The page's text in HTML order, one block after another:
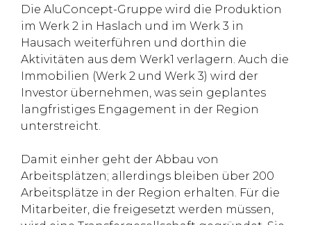
Die AluConcept-Gruppe wird die Produktion
im Werk 2 in Haslach und im Werk 3 in
Hausach weiterführen und dorthin die
Aktivitäten aus dem Werk1 verlagern. Auch die
Immobilien (Werk 2 und Werk 3) wird der
Investor übernehmen, was sein geplantes
langfristiges Engagement in der Region
unterstreicht.
Damit einher geht der Abbau von
Arbeitsplätzen; allerdings bleiben über 200
Arbeitsplätze in der Region erhalten. Für die
Mitarbeiter, die freigesetzt werden müssen,